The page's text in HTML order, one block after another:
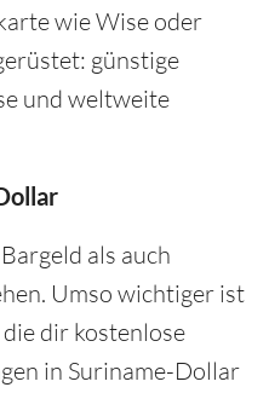
wie Wise oder
günstige
und weltweite
als auch
Umso wichtiger ist
dir kostenlose
in Suriname-Dollar